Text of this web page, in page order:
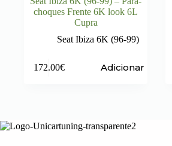
choques Frente 6K look 6L
Cupra
Seat Ibiza 6K (96-99)
172.00€ Adicionar